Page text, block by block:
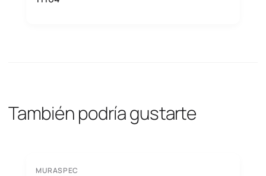
También podría gustarte
MURASPEC